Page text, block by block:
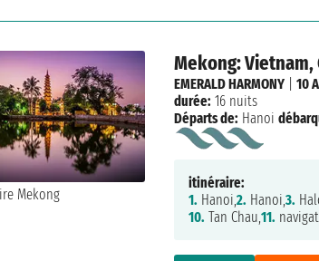
Mekong: Vietnam,
EMERALD HARMONY |10
durée: 16 nuits
Départs de: Hanoi
itinéraire:
1. Hanoi,2. Hanoi,3.
10. Tan Chau,11.